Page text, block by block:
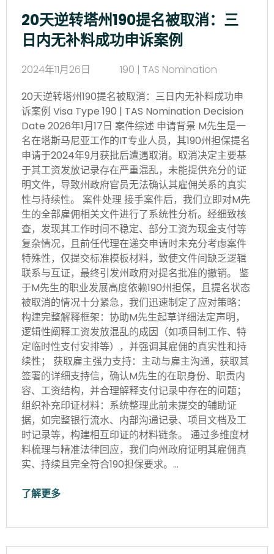
20天逆转塔州190提名被取消：三
日内无补料成功申诉案例
2024年11月26日
190 | TAS Nomination
20天逆转塔州190提名被取消：三日内无补料成功申
诉案例 Visa Type 190 | TAS Nomination Decision
Date 2026年1月17日 案件综述 申请背景 M先生是一
名在塔斯马尼亚工作的IT专业人员，其190州担保提名
申请于2024年9月获批后遭遇取消。取消决定主要基
于其工资发放记录存在严重混乱，未能提供充分的证
明文件，导致州政府官员无法确认其雇佣关系的真实
性与持续性。 案件处理 接手案件后，我们立即对M先
生的全部雇佣相关文件进行了系统性分析。经细致核
查，发现其工作时间不稳定、部分工资为现金支付等
复杂情况，且前任代理在递交申请时未充分考虑案件
特殊性，仅提交标准模板材料，致使文件间缺乏逻辑
联系与互证，最终引发州政府对提名批准的撤销。 鉴
于M先生的职业发展高度依赖190州担保，且提名状态
被取消的情况十分紧急，我们迅速制定了应对策略：
构建完整解释框架：协助M先生起草详细法定声明，
逻辑性阐释工资发放混乱的成因（如项目制工作、特
定临时性支付安排等），并强调其雇佣的真实性和持
续性； 获取雇主强力支持：主动与雇主沟通，获取其
签署的详细支持信，确认M先生的在职身份、职责内
容、工资结构，并合理解释支付记录中存在的问题；
组织补充印证材料：系统整理此前未提交的辅助证
据，如完整银行流水、内部沟通记录、项目文档及工
时记录等，构建相互印证的材料链条。 通过多维度材
料梳理与精准法律回应，我们向州政府证明其雇佣真
实、持续且完全符合190担保要求。…
了解更多